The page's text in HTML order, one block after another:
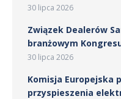
30 lipca 2026
Związek Dealerów
branżowym
30 lipca 2026
Komisja Europejska
przyspieszenia